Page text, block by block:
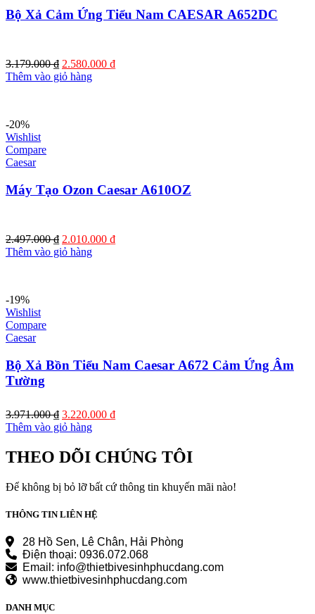
Bộ Xả Cảm Ứng Tiểu Nam CAESAR A652DC
3.179.000₫ Giá
gốc
2.580.000 ₫Giá
Thêm vào giỏ hàng
-20%
Wishlist
Compare
Caesar
Máy Tạo Ozon Caesar A610OZ
2.497.000₫ Giá
gốc
2.010.000 ₫Giá
Thêm vào giỏ hàng
-19%
Wishlist
Compare
Caesar
Bộ Xả Bồn Tiểu Nam Caesar A672 Cảm Ứng Âm
Tường
3.971.000₫ Giá
gốc
3.971.000 ₫.
3.220.000 ₫Giá
là:
3.220.000 ₫.
Thêm vào giỏ hàng
THEO DÕI CHÚNG TÔI
Để không bị bỏ lỡ bất cứ thông tin khuyến mãi nào!
THÔNG TIN LIÊN HỆ
28 Hồ Sen, Lê Chân, Hải Phòng
Điện thoại: 0936.072.068
Email: info@thietbivesinhphucdang.com
www.thietbivesinhphucdang.com
DANH MỤC